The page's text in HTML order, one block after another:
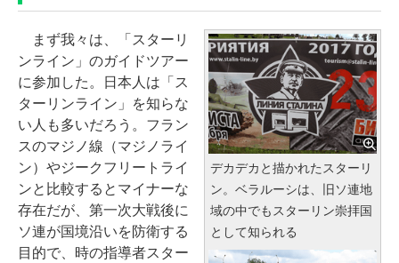
デカデカと描かれたスターリ
ン。ベラルーシは、旧ソ連地
域の中でもスターリン崇拝国
として知られる
まず我々は、「スターリ
ンライン」のガイドツアー
に参加した。日本人は「ス
ターリンライン」を知らな
い人も多いだろう。フラン
スのマジノ線（マジノライ
ン）やジークフリートライ
ンと比較するとマイナーな
存在だが、第一次大戦後に
ソ連が国境沿いを防衛する
目的で、時の指導者スター